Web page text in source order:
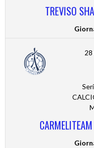
TREVISO